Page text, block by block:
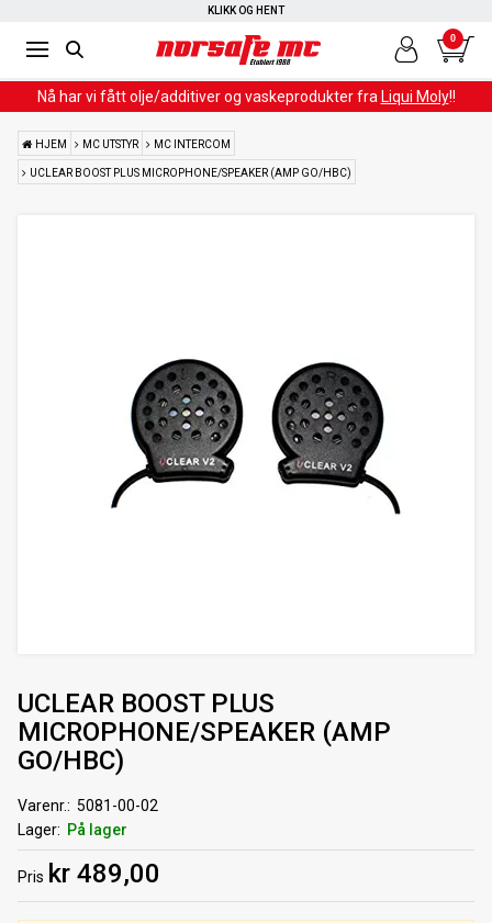
RASK LEVERING
KLIKK OG HENT
0
Nå har vi fått olje/additiver og vaskeprodukter fra Liqui Moly!!
HJEM MC UTSTYR MC INTERCOM
UCLEAR BOOST PLUS MICROPHONE/SPEAKER (AMP GO/HBC)
UCLEAR BOOST PLUS
MICROPHONE/SPEAKER (AMP
GO/HBC)
Varenr.
5081-00-02
Lager
På lager
Pris kr 489,00